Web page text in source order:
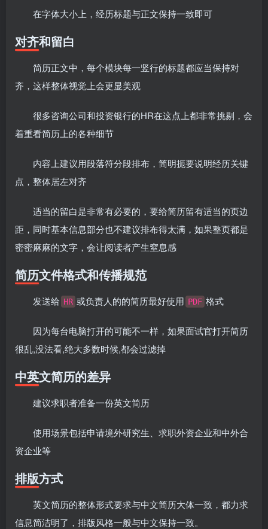
在字体大小上，经历标题与正文保持一致即可
对齐和留白
简历正文中，每个模块每一竖行的标题都应当保持对
齐，这样整体视觉上会更显美观
很多咨询公司和投资银行的HR在这点上都非常挑剔，会
着重看简历上的各种细节
内容上建议用段落符分段排布，简明扼要说明经历关键
点，整体居左对齐
适当的留白是非常有必要的，要给简历留有适当的页边
距，同时基本信息部分也不建议排布得太满，如果整页都是
密密麻麻的文字，会让阅读者产生窒息感
简历文件格式和传播规范
发送给 HR 或负责人的的简历最好使用 PDF 格式
因为每台电脑打开的可能不一样，如果面试官打开简历
很乱,没法看,绝大多数时候,都会过滤掉
中英文简历的差异
建议求职者准备一份英文简历
使用场景包括申请境外研究生、求职外资企业和中外合
资企业等
排版方式
英文简历的整体形式要求与中文简历大体一致，都力求
信息简洁明了，排版风格一般与中文保持一致。